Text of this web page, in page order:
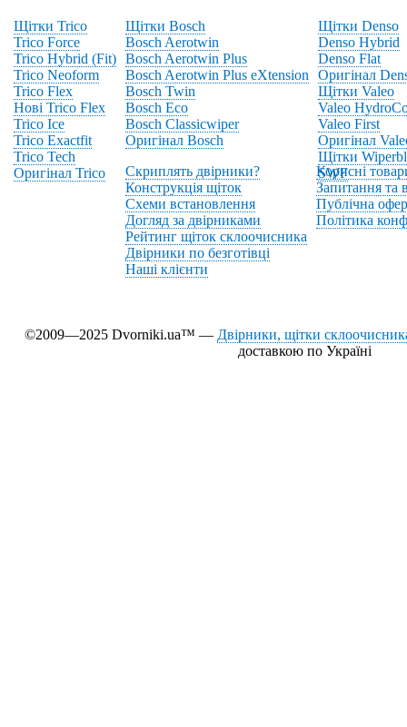
Щітки Trico
Trico Force
Trico Hybrid (Fit)
Trico Neoform
Trico Flex
Нові Trico Flex
Trico Ice
Trico Exactfit
Trico Tech
Оригінал Trico
Щітки Bosch
Bosch Aerotwin
Bosch Aerotwin Plus
Bosch Aerotwin Plus eXtension
Bosch Twin
Bosch Eco
Bosch Classicwiper
Оригінал Bosch
Щітки Denso
Denso Hybrid
Denso Flat
Оригінал
Щітки Valeo
Valeo
Valeo First
Оригінал
Щітки
SWF
Скриплять двірники?
Конструкція щіток
Схеми встановлення
Догляд за двірниками
Рейтинг щіток склоочисника
Двірники по безготівці
Наші клієнти
Корисні
Запитання та
Публічна
Політика
©2009—2025 Dvorniki.ua™ — Двірники, щітки
доставкою по Україні